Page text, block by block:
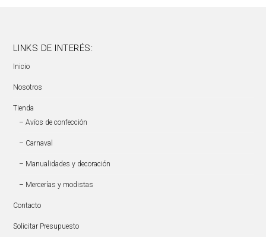
LINKS DE INTERÉS:
Inicio
Nosotros
Tienda
– Avíos de confección
– Carnaval
– Manualidades y decoración
– Mercerías y modistas
Contacto
Solicitar Presupuesto